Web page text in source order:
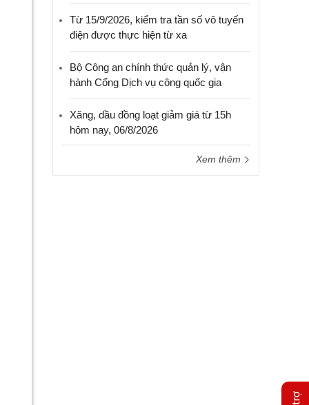
Từ 15/9/2026, kiểm tra tần số vô tuyến
điện được thực hiện từ xa
Bộ Công an chính thức quản lý, vận
hành Cổng Dịch vụ công quốc gia
Xăng, dầu đồng loạt giảm giá từ 15h
hôm nay, 06/8/2026
Xem thêm